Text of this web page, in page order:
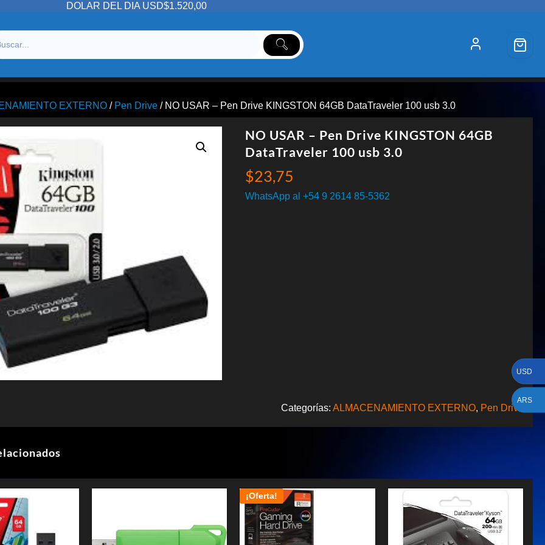
DOLAR DEL DIA USD$1.520,00
EXTERNO / Pen Drive / NO USAR – Pen Drive KINGSTON 64GB DataTraveler 100 usb 3.0
NO USAR – Pen Drive KINGSTON 64GB
DataTraveler 100 usb 3.0
$23,75
WhatsApp al +54 9 2614 85-5362
Categorías: ALMACENAMIENTO EXTERNO, Pen Drive
¡Oferta!
USD
ARS